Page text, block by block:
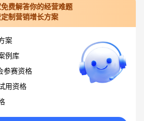
费解答你的经营难题
制营销增长方案
案
例库
参赛资格
用资格